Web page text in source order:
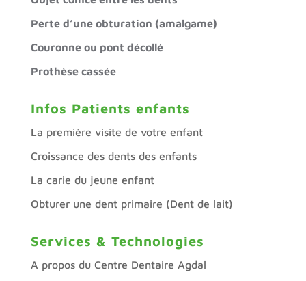
Perte d’une obturation (amalgame)
Couronne ou pont décollé
Prothèse cassée
Infos Patients enfants
La première visite de votre enfant
Croissance des dents des enfants
La carie du jeune enfant
Obturer une dent primaire (Dent de lait)
Services & Technologies
A propos du Centre Dentaire Agdal